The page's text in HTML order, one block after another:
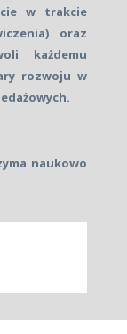
w trakcie
oraz
każdemu
rozwoju w
naukowo